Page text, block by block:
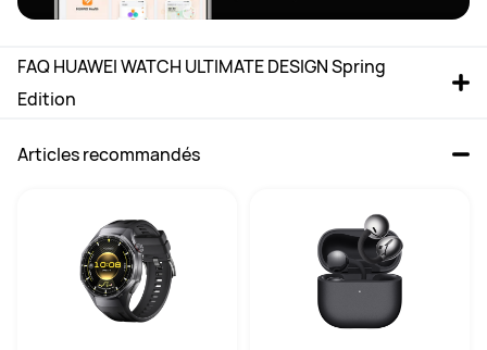
FAQ HUAWEI WATCH ULTIMATE DESIGN Spring
Edition
Articles recommandés